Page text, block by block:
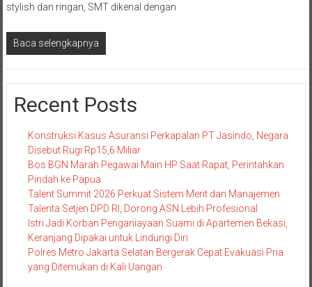
stylish dan ringan, SMT dikenal dengan
Baca selengkapnya
Recent Posts
Konstruksi Kasus Asuransi Perkapalan PT Jasindo, Negara
Disebut Rugi Rp15,6 Miliar
Bos BGN Marah Pegawai Main HP Saat Rapat, Perintahkan
Pindah ke Papua
Talent Summit 2026 Perkuat Sistem Merit dan Manajemen
Talenta Setjen DPD RI, Dorong ASN Lebih Profesional
Istri Jadi Korban Penganiayaan Suami di Apartemen Bekasi,
Keranjang Dipakai untuk Lindungi Diri
Polres Metro Jakarta Selatan Bergerak Cepat Evakuasi Pria
yang Ditemukan di Kali Uangan